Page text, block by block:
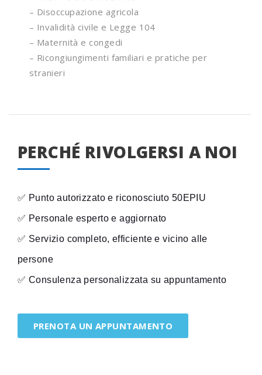
– Disoccupazione agricola
– Invalidità civile e Legge 104
– Maternità e congedi
– Ricongiungimenti familiari e pratiche per
stranieri
PERCHÉ RIVOLGERSI A NOI
✅ Punto autorizzato e riconosciuto 50EPIU
✅ Personale esperto e aggiornato
✅ Servizio completo, efficiente e vicino alle
persone
✅ Consulenza personalizzata su appuntamento
PRENOTA UN APPUNTAMENTO